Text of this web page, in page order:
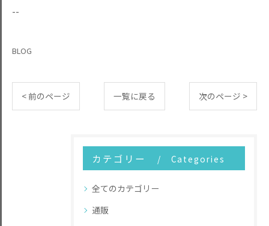
--
BLOG
< 前のページ 一覧に戻る 次のページ >
カテゴリー Categories
全てのカテゴリー
通販